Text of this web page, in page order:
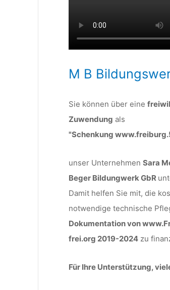
M B
Sie können über eine
Zuwendung als
"Schenkung
unser Unternehmen Sara
Beger Bildungwerk GbR
Damit helfen Sie mit, die
notwendige technische
Dokumentation von
frei.org 2019-2024 zu
Für Ihre Unterstützung,